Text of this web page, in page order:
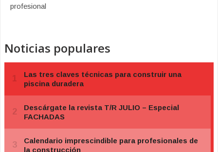
profesional
Noticias populares